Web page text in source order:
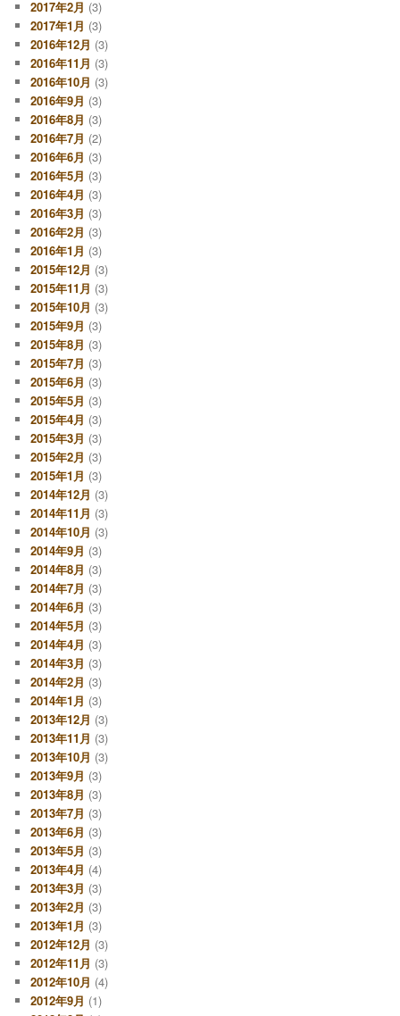
2017年2月 (3)
2017年1月 (3)
2016年12月 (3)
2016年11月 (3)
2016年10月 (3)
2016年9月 (3)
2016年8月 (3)
2016年7月 (2)
2016年6月 (3)
2016年5月 (3)
2016年4月 (3)
2016年3月 (3)
2016年2月 (3)
2016年1月 (3)
2015年12月 (3)
2015年11月 (3)
2015年10月 (3)
2015年9月 (3)
2015年8月 (3)
2015年7月 (3)
2015年6月 (3)
2015年5月 (3)
2015年4月 (3)
2015年3月 (3)
2015年2月 (3)
2015年1月 (3)
2014年12月 (3)
2014年11月 (3)
2014年10月 (3)
2014年9月 (3)
2014年8月 (3)
2014年7月 (3)
2014年6月 (3)
2014年5月 (3)
2014年4月 (3)
2014年3月 (3)
2014年2月 (3)
2014年1月 (3)
2013年12月 (3)
2013年11月 (3)
2013年10月 (3)
2013年9月 (3)
2013年8月 (3)
2013年7月 (3)
2013年6月 (3)
2013年5月 (3)
2013年4月 (4)
2013年3月 (3)
2013年2月 (3)
2013年1月 (3)
2012年12月 (3)
2012年11月 (3)
2012年10月 (4)
2012年9月 (1)